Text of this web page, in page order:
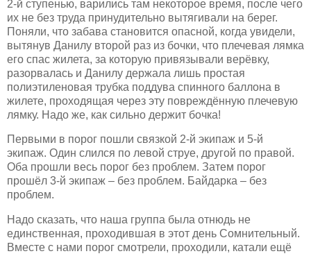
2-й ступенью, варились там некоторое время, после чего
их не без труда принудительно вытягивали на берег.
Поняли, что забава становится опасной, когда увидели,
вытянув Данилу второй раз из бочки, что плечевая лямка
его спас жилета, за которую привязывали верёвку,
разорвалась и Данилу держала лишь простая
полиэтиленовая трубка поддува спинного баллона в
жилете, проходящая через эту повреждённую плечевую
лямку. Надо же, как сильно держит бочка!
Первыми в порог пошли связкой 2-й экипаж и 5-й
экипаж. Один слился по левой струе, другой по правой.
Оба прошли весь порог без проблем. Затем порог
прошёл 3-й экипаж – без проблем. Байдарка – без
проблем.
Надо сказать, что наша группа была отнюдь не
единственная, проходившая в этот день Сомнительный.
Вместе с нами порог смотрели, проходили, катали ещё